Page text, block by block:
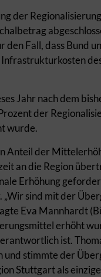
der
Fall, dass Bund
Jahr nach dem
der
wurde.
Anteil der
an die Region
Erhöhung
sind mit der
Eva Mannhardt
erhöht
ist.
stimmte der
Stuttgart als